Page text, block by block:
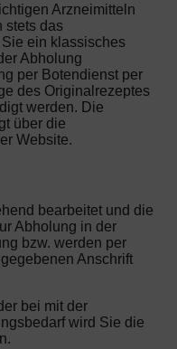
Arzneimitteln
stets das
ein klassisches
Abholung
per Botendienst per
des Originalrezeptes
werden. Die
über die
Website.
bearbeitet und die
Abholung in der
bzw. werden per
Anschrift
bei mit der
wird Sie die